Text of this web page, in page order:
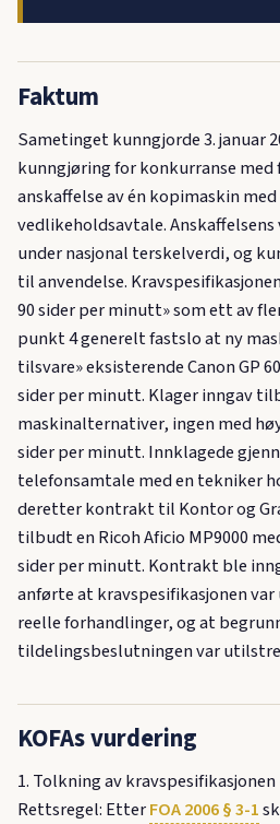
Faktum
Sametinget kunngjorde 3. januar
kunngjøring for konkurranse
anskaffelse av én kopimaskin
vedlikeholdsavtale. Anskaffelsens
under nasjonal terskelverdi, og
til anvendelse.
90 sider per minutt» som ett av
punkt 4 generelt fastslo at ny
tilsvare» eksisterende Canon GP
sider per minutt. Klager inngav
maskinalternativer, ingen med
sider per minutt. Innklagede
telefonsamtale med en tekniker
deretter kontrakt til Kontor og
tilbudt en Ricoh Aficio MP9000
sider per minutt. Kontrakt ble
anførte at kravspesifikasjonen
reelle forhandlinger, og at
tildelingsbeslutningen var
KOFAs vurdering
1. Tolkning av
Rettsregel: EtterFOA 2006 § 3-1